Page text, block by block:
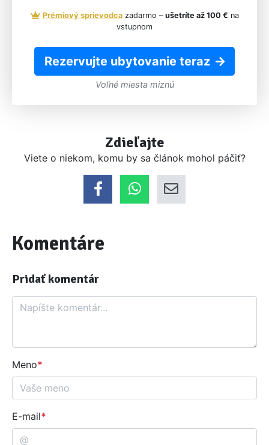
Prémiový sprievodcazadarmo – ušetríte až 100 € na
vstupnom
Rezervujte ubytovanie teraz
Voľné miesta miznú
Zdieľajte
Viete o niekom, komu by sa článok mohol páčiť?
Komentáre
Pridať komentár
Komentár
Meno
E-mail